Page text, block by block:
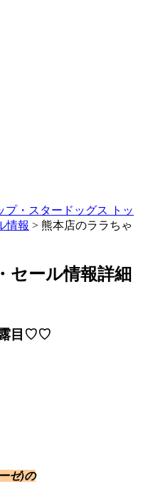
・スタードッグス トッ
情報 > 熊本店のララちゃ
セール情報詳細
露目♡♡
ゼ)の